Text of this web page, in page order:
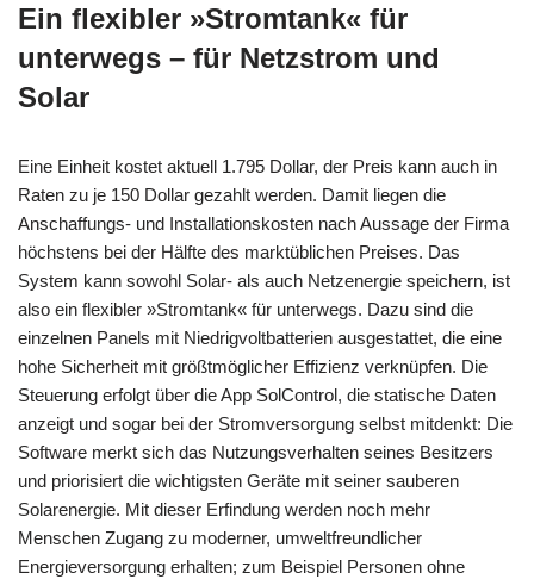
Ein flexibler »Stromtank« für
unterwegs – für Netzstrom und
Solar
Eine Einheit kostet aktuell 1.795 Dollar, der Preis kann auch in
Raten zu je 150 Dollar gezahlt werden. Damit liegen die
Anschaffungs- und Installationskosten nach Aussage der Firma
höchstens bei der Hälfte des marktüblichen Preises. Das
System kann sowohl Solar- als auch Netzenergie speichern, ist
also ein flexibler »Stromtank« für unterwegs. Dazu sind die
einzelnen Panels mit Niedrigvoltbatterien ausgestattet, die eine
hohe Sicherheit mit größtmöglicher Effizienz verknüpfen. Die
Steuerung erfolgt über die App SolControl, die statische Daten
anzeigt und sogar bei der Stromversorgung selbst mitdenkt: Die
Software merkt sich das Nutzungsverhalten seines Besitzers
und priorisiert die wichtigsten Geräte mit seiner sauberen
Solarenergie. Mit dieser Erfindung werden noch mehr
Menschen Zugang zu moderner, umweltfreundlicher
Energieversorgung erhalten; zum Beispiel Personen ohne